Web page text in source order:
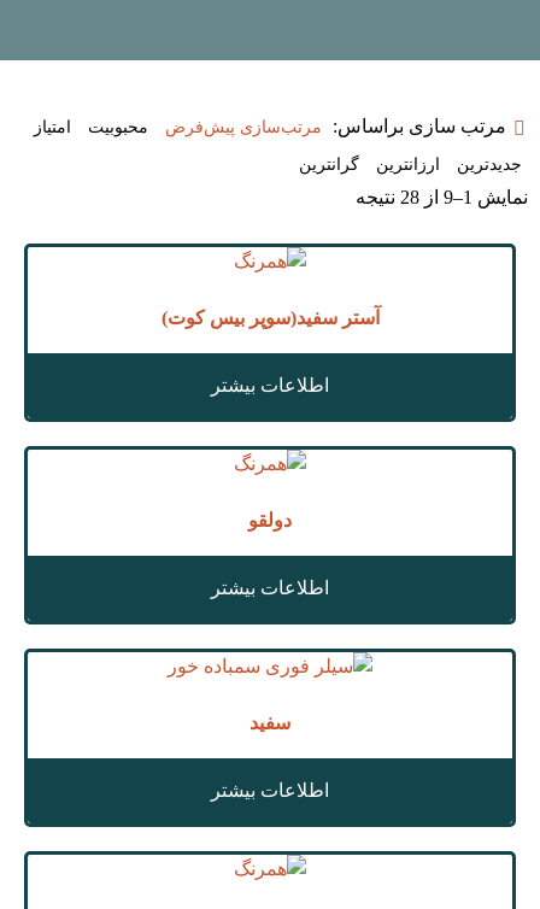
نمایش 1–9 از 28 نتیجه
مرتب سازی براساس: مرتب‌سازی پیش‌فرض محبوبیت امتیاز
جدیدترین ارزانترین گرانترین
آستر سفید(سوپر بیس کوت)
اطلاعات بیشتر
دولقو
اطلاعات بیشتر
سفید
اطلاعات بیشتر